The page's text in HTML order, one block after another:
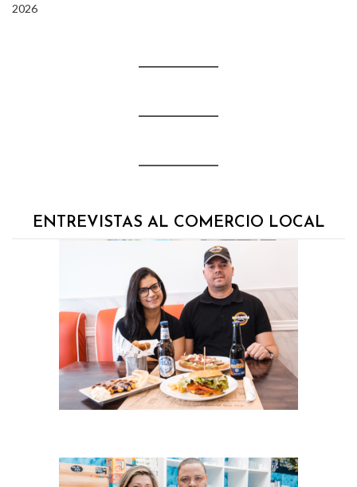
2026
ENTREVISTAS AL COMERCIO LOCAL